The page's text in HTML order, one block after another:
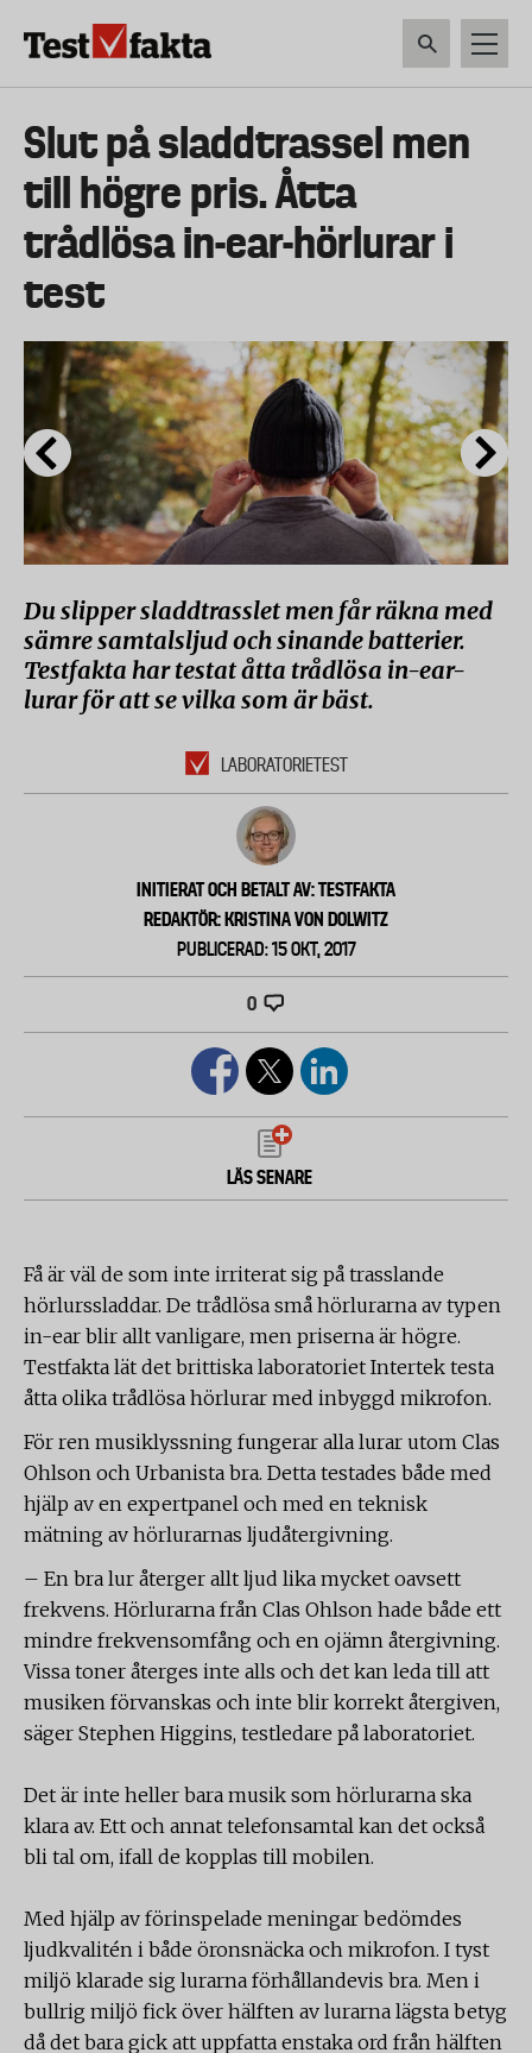
Huvudmeny
ny
HEM & HUSHÅLL
Slut på sladdtrassel men
till högre pris. Åtta
trådlösa in-ear-hörlurar i
test
Du slipper sladdtrasslet men får räkna med
sämre samtalsljud och sinande batterier.
Testfakta har testat åtta trådlösa in-ear-
lurar för att se vilka som är bäst.
LABORATORIETEST
INITIERAT OCH BETALT AV: TESTFAKTA
REDAKTÖR: KRISTINA VON DOLWITZ
PUBLICERAD: 15 OKT, 2017
0
LÄS SENARE
Få är väl de som inte irriterat sig på trasslande
hörlurssladdar. De trådlösa små hörlurarna av typen
in-ear blir allt vanligare, men priserna är högre.
Testfakta lät det brittiska laboratoriet Intertek testa
åtta olika trådlösa hörlurar med inbyggd mikrofon.
För ren musiklyssning fungerar alla lurar utom Clas
Ohlson och Urbanista bra. Detta testades både med
hjälp av en expertpanel och med en teknisk
mätning av hörlurarnas ljudåtergivning.
– En bra lur återger allt ljud lika mycket oavsett
frekvens. Hörlurarna från Clas Ohlson hade både ett
mindre frekvensomfång och en ojämn återgivning.
Vissa toner återges inte alls och det kan leda till att
musiken förvanskas och inte blir korrekt återgiven,
säger Stephen Higgins, testledare på laboratoriet.
Det är inte heller bara musik som hörlurarna ska
klara av. Ett och annat telefonsamtal kan det också
bli tal om, ifall de kopplas till mobilen.
Med hjälp av förinspelade meningar bedömdes
ljudkvalitén i både öronsnäcka och mikrofon. I tyst
miljö klarade sig lurarna förhållandevis bra. Men i
bullrig miljö fick över hälften av lurarna lägsta betyg
då det bara gick att uppfatta enstaka ord från hälften